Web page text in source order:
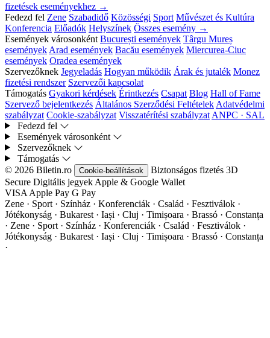
fizetések eseményekhez →
Fedezd fel Zene Szabadidő Közösségi Sport Művészet és Kultúra
Konferencia Előadók Helyszínek Összes esemény →
Események városonként București események Târgu Mureș
események Arad események Bacău események Miercurea-Ciuc
események Oradea események
Szervezőknek Jegyeladás Hogyan működik Árak és jutalék Monez
fizetési rendszer Szervezői kapcsolat
Támogatás Gyakori kérdések Érintkezés Csapat Blog Hall of Fame
Szervező bejelentkezés Általános Szerződési Feltételek Adatvédelmi
szabályzat Cookie-szabályzat Visszatérítési szabályzat ANPC · SAL
Fedezd fel
Események városonként
Szervezőknek
Támogatás
© 2026 Biletin.ro
Cookie-beállítások Biztonságos fizetés 3D
Secure Digitális jegyek Apple & Google Wallet
VISA Apple Pay G Pay
Zene · Sport · Színház · Konferenciák · Család · Fesztiválok ·
Jótékonyság · Bukarest · Iași · Cluj · Timișoara · Brassó · Constanța
· Zene · Sport · Színház · Konferenciák · Család · Fesztiválok ·
Jótékonyság · Bukarest · Iași · Cluj · Timișoara · Brassó · Constanța
·